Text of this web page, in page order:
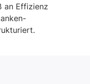
an Effizienz